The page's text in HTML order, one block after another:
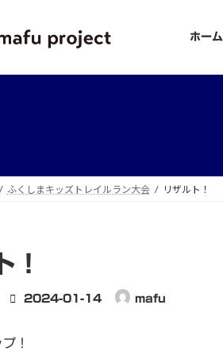
ホーム
ふくしまキッズトレイルラン大会 リザルト！
！
最
2024-01-14 mafu
！